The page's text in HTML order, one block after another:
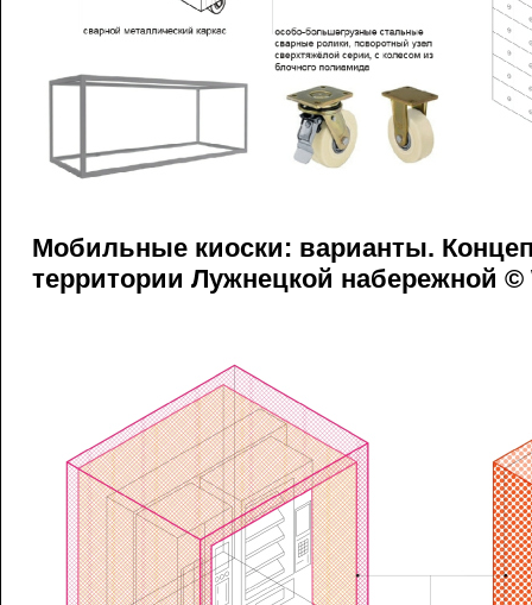
Мобильные киоски: варианты.
территории Лужнецкой набережной ©